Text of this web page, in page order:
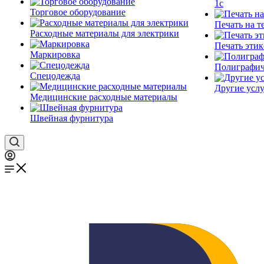
Торговое оборудование
Расходные материалы для электрики
Маркировка
Спецодежда
Медицинские расходные материалы
Швейная фурнитура
1c
Печать на
Печать
Другие